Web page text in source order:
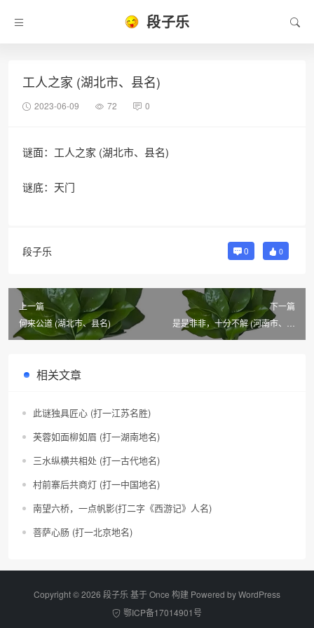
段子乐
工人之家 (湖北市、县名)
2023-06-09 72 0
谜面：工人之家 (湖北市、县名)
谜底：天门
段子乐 0 0
上一篇
何来公道 (湖北市、县名)
下一篇
是是非非，十分不解 (河南市、县
相关文章
此谜独具匠心 (打一江苏名胜)
芙蓉如面柳如眉 (打一湖南地名)
三水纵横共相处 (打一古代地名)
村前寨后共商灯 (打一中国地名)
南望六桥，一点帆影(打二字《西游记》人名)
菩萨心肠 (打一北京地名)
Copyright © 2026 段子乐 基于 Once 构建 Powered byWordPress
鄂ICP备17014901号